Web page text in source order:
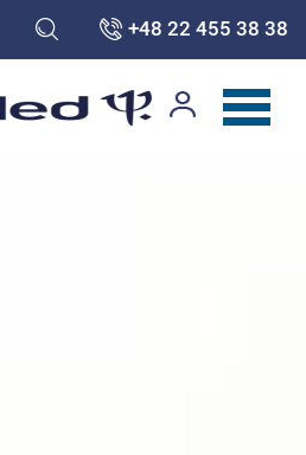
+48 22 455 38 38